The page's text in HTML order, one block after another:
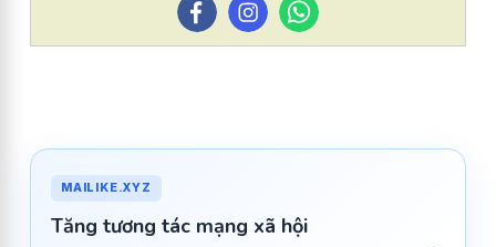
MAILIKE.XYZ
Tăng tương tác mạng xã hội